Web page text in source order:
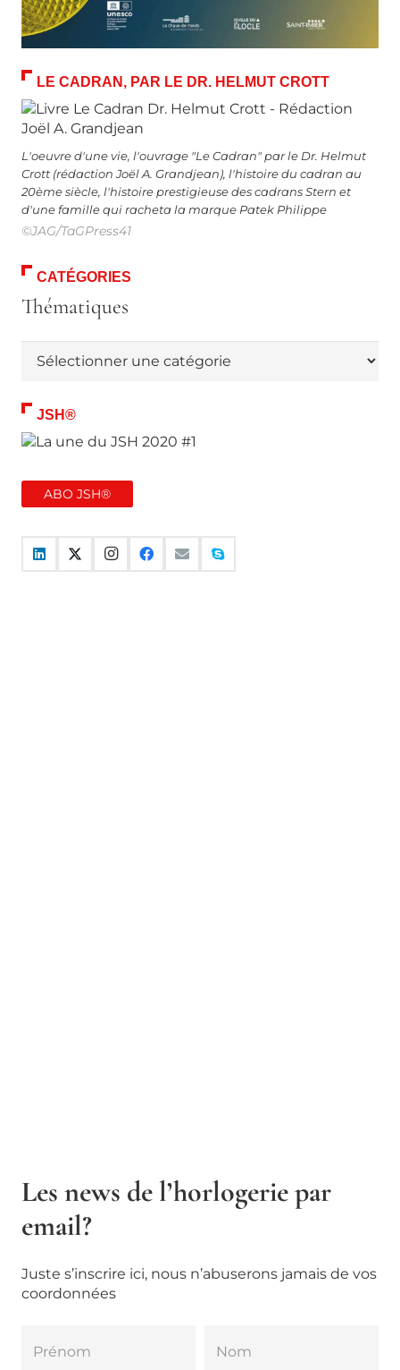
LE CADRAN, PAR LE DR. HELMUT CROTT
L'oeuvre d'une vie, l'ouvrage "Le Cadran" par le Dr. Helmut
Crott (rédaction Joël A. Grandjean), l'histoire du cadran au
20ème siècle, l'histoire prestigieuse des cadrans Stern et
d'une famille qui racheta la marque Patek Philippe
©JAG/TaGPress41
CATÉGORIES
Thématiques
JSH®
ABO JSH®
Les news de l’horlogerie par
email?
Juste s’inscrire ici, nous n’abuserons jamais de vos
coordonnées